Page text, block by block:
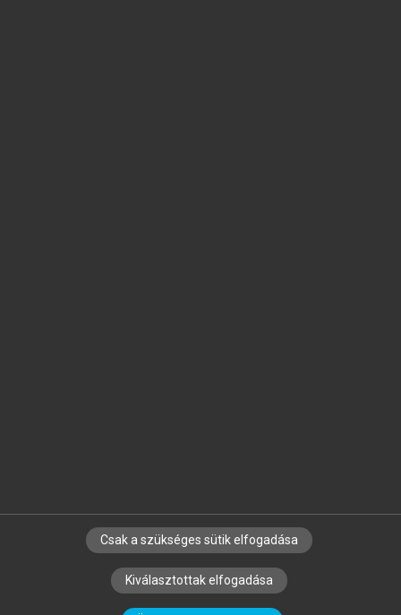
SZERZŐKNEK CÉGEKNEK KÖNYVTÁROSOKNAK
SZERKESZTÉSI ÉS LEKTORÁLÁSI ALAPELVEK
Csak a szükséges sütik elfogadása
Kiválasztottak elfogadása